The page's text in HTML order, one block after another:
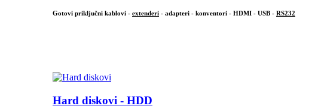
Gotovi priključni kablovi - extenderi - adapteri - konventori - HDMI - USB - RS232
Hard diskovi - HDD